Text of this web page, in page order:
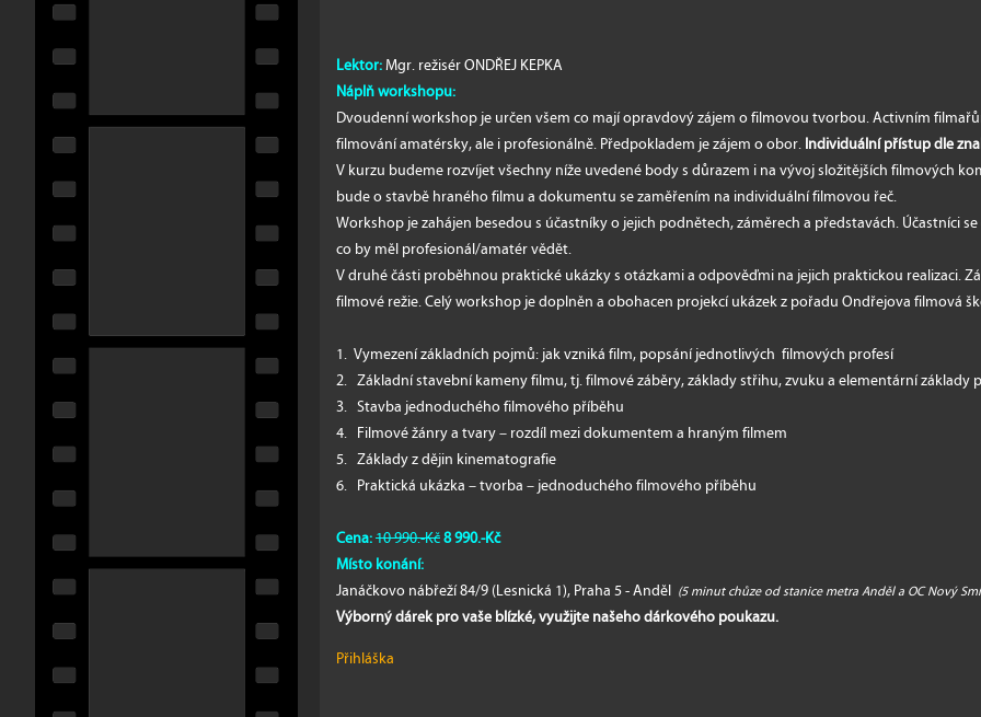
Lektor:Mgr. režisér ONDŘEJ KEPKA
Náplň workshopu:
Dvoudenní workshop je určen všem co mají opravdový zájem o filmovou tvorbou. Activním
filmování amatérsky, ale i profesionálně. Předpokladem je zájem o obor.Individuální přístup dle
V kurzu budeme rozvíjet všechny níže uvedené body s důrazem i na vývoj složitějších filmových
bude o stavbě hraného filmu a dokumentu se zaměřením na individuální filmovou řeč.
Workshop je zahájen besedou s účastníky o jejich podnětech, záměrech a představách. Účastníci
co by měl profesionál/amatér vědět.
V druhé části proběhnou praktické ukázky s otázkami a odpověďmi na jejich praktickou realizaci.
filmové režie. Celý workshop je doplněn a obohacen projekcí ukázek z pořadu Ondřejova filmová
1. Vymezení základních pojmů: jak vzniká film, popsání jednotlivých filmových profesí
2. Základní stavební kameny filmu, tj. filmové záběry, základy střihu, zvuku a elementární základy
3. Stavba jednoduchého filmového příběhu
4. Filmové žánry a tvary – rozdíl mezi dokumentem a hraným filmem
5. Základy z dějin kinematografie
6. Praktická ukázka – tvorba – jednoduchého filmového příběhu
Cena:10 990.-Kč8 990.-Kč
Místo konání:
Janáčkovo nábřeží 84/9 (Lesnická 1), Praha 5 - Anděl (5 minut chůze od stanice metra Anděl a OC Nový
Výborný dárek pro vaše blízké, využijte našeho dárkového poukazu.
Přihláška